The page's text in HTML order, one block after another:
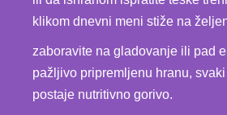
klikom dnevni meni stiže na
zaboravite na gladovanje ili pad
pažljivo pripremljenu hranu,
postaje nutritivno gorivo.